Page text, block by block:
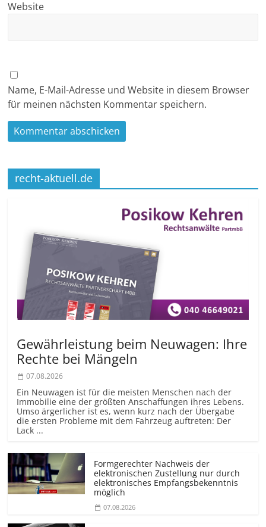
Website
Name, E-Mail-Adresse und Website in diesem Browser
für meinen nächsten Kommentar speichern.
recht-aktuell.de
Gewährleistung beim Neuwagen: Ihre
Rechte bei Mängeln
07.08.2026
Ein Neuwagen ist für die meisten Menschen nach der
Immobilie eine der größten Anschaffungen ihres Lebens.
Umso ärgerlicher ist es, wenn kurz nach der Übergabe
die ersten Probleme mit dem Fahrzeug auftreten: Der
Lack ...
Formgerechter Nachweis der
elektronischen Zustellung nur durch
elektronisches Empfangsbekenntnis
möglich
07.08.2026